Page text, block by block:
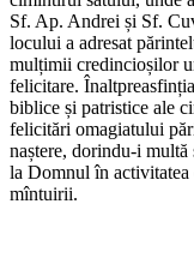
Sf. Ap. Andrei și Sf.
locului a adresat
mulțimii credincioșilor
felicitare.
biblice și patristice ale
felicitări omagiatului
naștere, dorindu-i multă
la Domnul în activitatea
mîntuirii.